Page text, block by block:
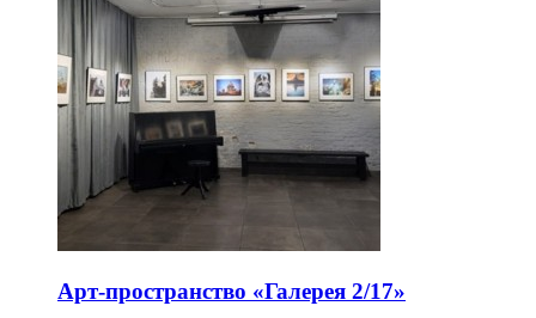
Арт-пространство «Галерея 2/17»